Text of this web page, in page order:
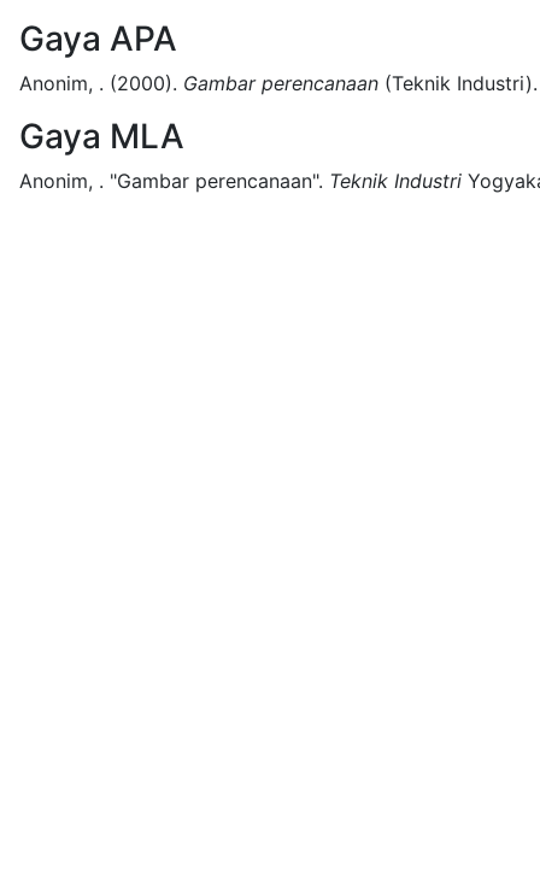
Gaya APA
Anonim, . (2000). Gambar perencanaan (Teknik Industri).
Gaya MLA
Anonim, . "Gambar perencanaan". Teknik Industri